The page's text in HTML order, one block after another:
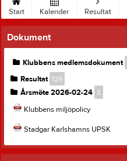
Start Kalender Resultat
Dokument
Klubbens medlemsdokument
Resultat 129
Årsmöte 2026-02-24 3
Klubbens miljöpolicy
Stadgar Karlshamns UPSK